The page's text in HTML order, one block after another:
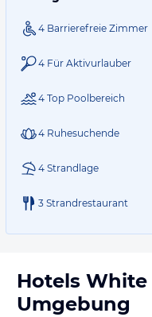
4 Barrierefreie Zimmer
4 Für Aktivurlauber
4 Top Poolbereich
4 Ruhesuchende
4 Strandlage
3 Strandrestaurant
Hotels White
Umgebung